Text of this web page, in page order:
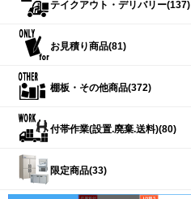
テイクアウト・デリバリー(137)
お見積り商品(81)
棚板・その他商品(372)
付帯作業(設置.廃棄.送料)(80)
限定商品(33)